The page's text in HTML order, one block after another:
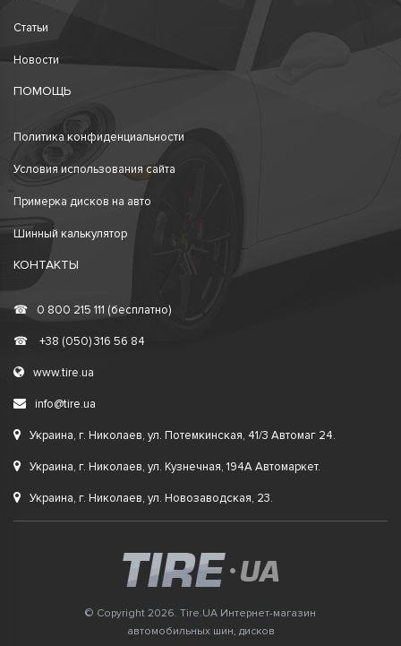
Статьи
Новости
ПОМОЩЬ
Политика конфиденциальности
Условия использования сайта
Примерка дисков на авто
Шинный калькулятор
КОНТАКТЫ
☎ 0 800 215 111 (бесплатно)
☎ +38 (050) 316 56 84
www.tire.ua
info@tire.ua
Украина, г. Николаев, ул. Потемкинская, 41/3 Автомаг 24.
Украина, г. Николаев, ул. Кузнечная, 194А Автомаркет.
Украина, г. Николаев, ул. Новозаводская, 23.
© Copyright 2026. Tire.UA Интернет-магазин
автомобильных шин, дисков